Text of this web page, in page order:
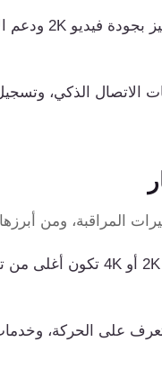
المراقبة، ومن
على الحركة،